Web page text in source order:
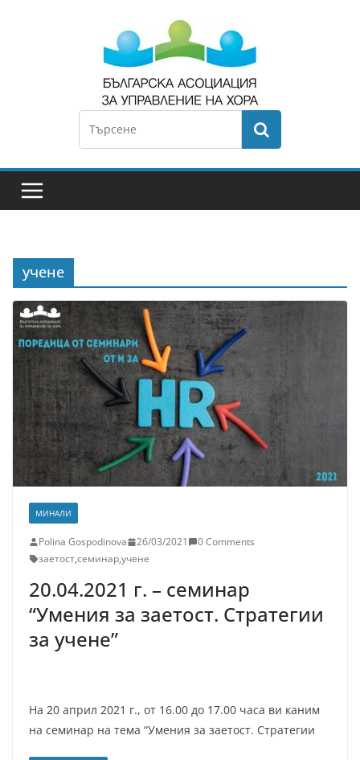
учене
МИНАЛИ
Polina Gospodinova 26/03/2021
0 Comments
заетост,семинар,учене
20.04.2021 г. – семинар
“Умения за заетост. Стратегии
за учене”
На 20 април 2021 г., от 16.00 до 17.00 часа ви каним
на семинар на тема “Умения за заетост. Стратегии